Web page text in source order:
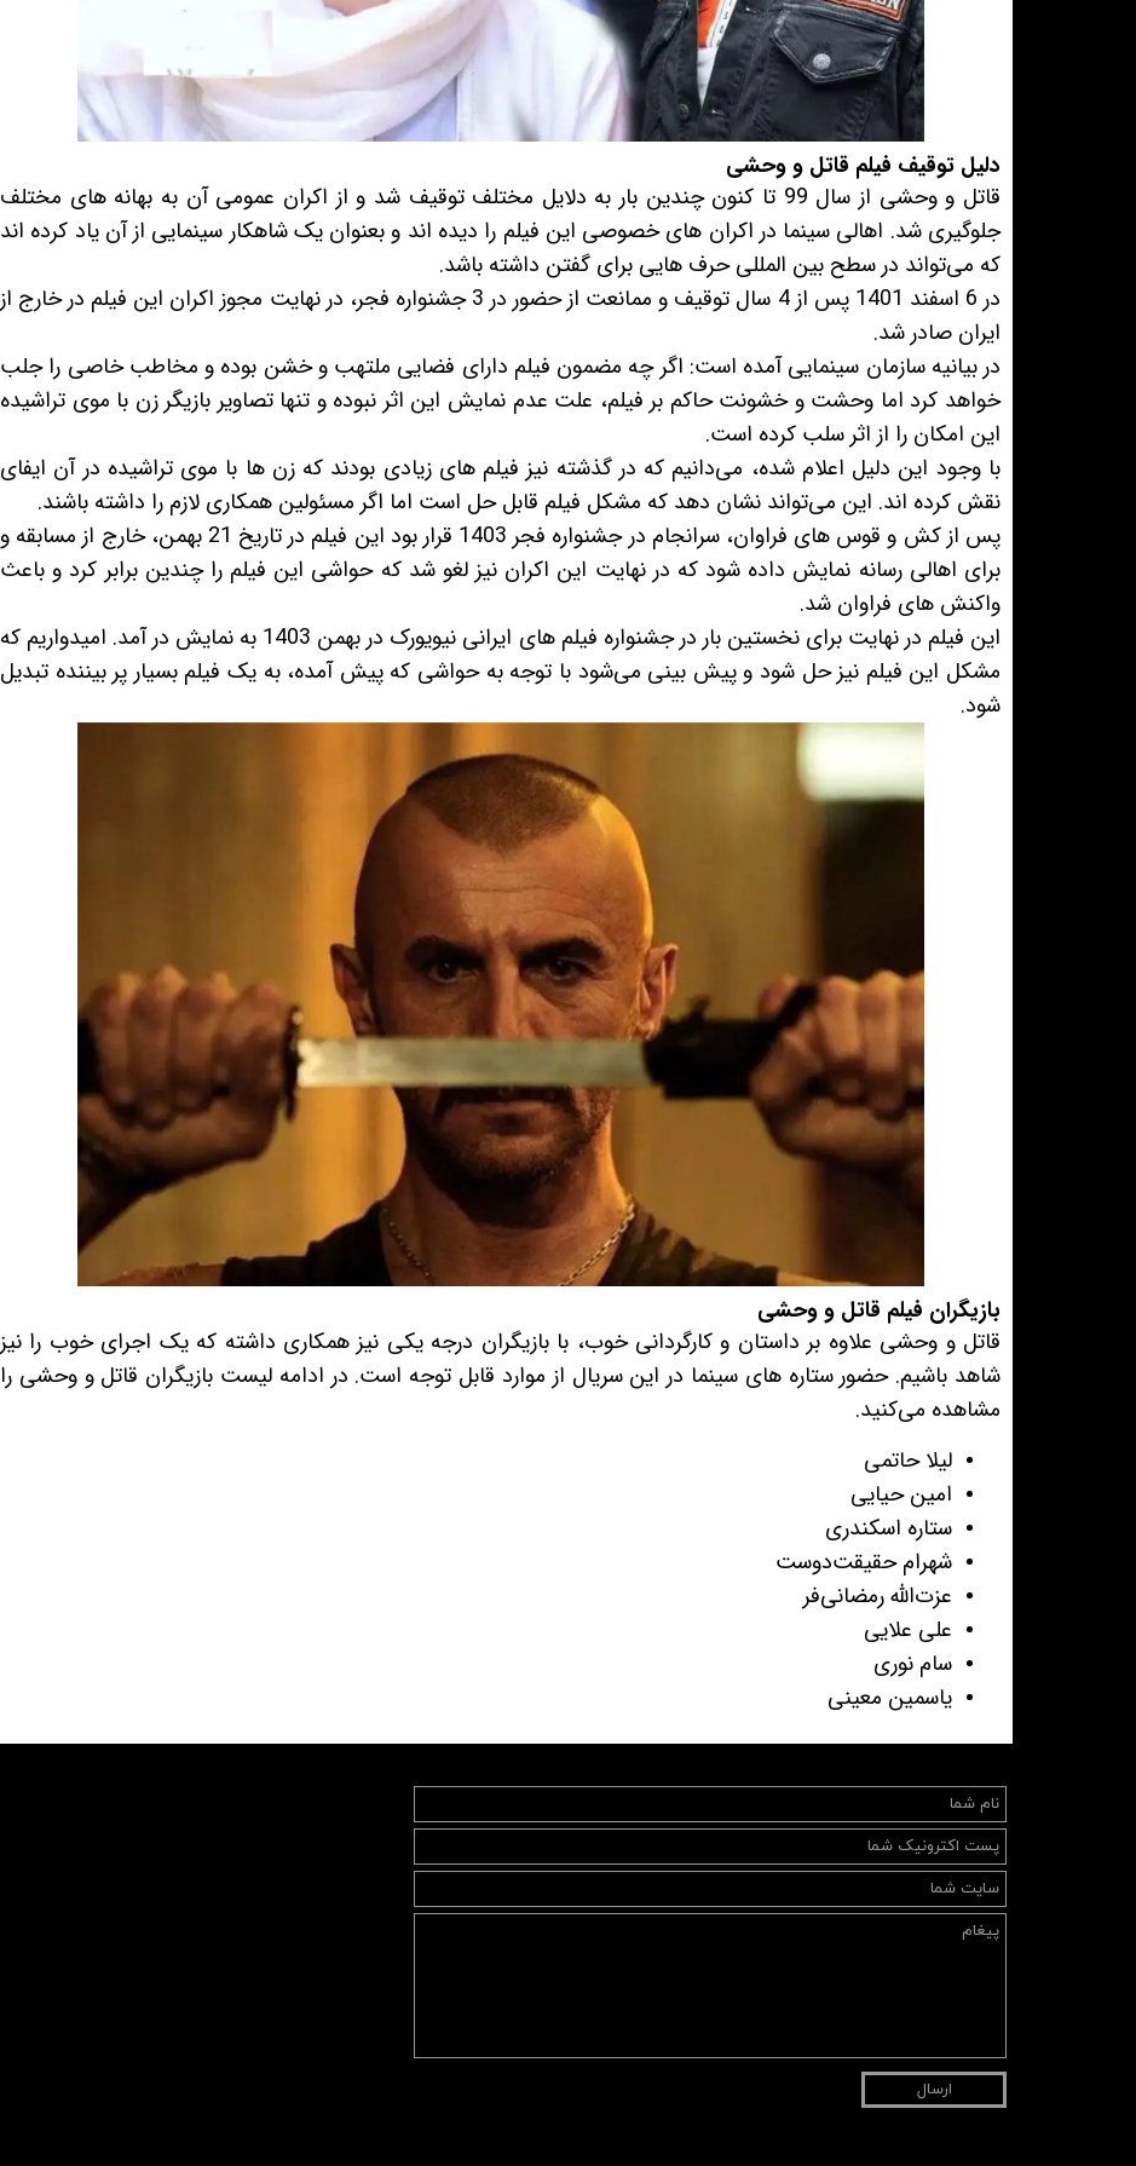
دلیل توقیف فیلم قاتل و وحشی
قاتل و وحشی از سال 99 تا کنون چندین بار به دلایل مختلف توقیف شد و از اکران عمومی آن به بهانه های مختلف
جلوگیری شد. اهالی سینما در اکران های خصوصی این فیلم را دیده اند و بعنوان یک شاهکار سینمایی از آن یاد کرده اند
که می‌تواند در سطح بین المللی حرف هایی برای گفتن داشته باشد.
در 6 اسفند 1401 پس از 4 سال توقیف و ممانعت از حضور در 3 جشنواره فجر، در نهایت مجوز اکران این فیلم در خارج از
ایران صادر شد.
در بیانیه سازمان سینمایی آمده است: اگر چه مضمون فیلم دارای فضایی ملتهب و خشن بوده و مخاطب خاصی را جلب
خواهد کرد اما وحشت و خشونت حاکم بر فیلم، علت عدم نمایش این اثر نبوده و تنها تصاویر بازیگر زن با موی تراشیده
این امکان را از اثر سلب کرده است.
با وجود این دلیل اعلام شده، می‌دانیم که در گذشته نیز فیلم های زیادی بودند که زن ها با موی تراشیده در آن ایفای
نقش کرده اند. این می‌تواند نشان دهد که مشکل فیلم قابل حل است اما اگر مسئولین همکاری لازم را داشته باشند.
پس از کش و قوس های فراوان، سرانجام در جشنواره فجر 1403 قرار بود این فیلم در تاریخ 21 بهمن، خارج از مسابقه و
برای اهالی رسانه نمایش داده شود که در نهایت این اکران نیز لغو شد که حواشی این فیلم را چندین برابر کرد و باعث
واکنش های فراوان شد.
این فیلم در نهایت برای نخستین بار در جشنواره فیلم های ایرانی نیویورک در بهمن 1403 به نمایش در آمد. امیدواریم که
مشکل این فیلم نیز حل شود و پیش بینی می‌شود با توجه به حواشی که پیش آمده، به یک فیلم بسیار پر بیننده تبدیل
شود.
بازیگران فیلم قاتل و وحشی
قاتل و وحشی علاوه بر داستان و کارگردانی خوب، با بازیگران درجه یکی نیز همکاری داشته که یک اجرای خوب را نیز
شاهد باشیم. حضور ستاره های سینما در این سریال از موارد قابل توجه است. در ادامه لیست بازیگران قاتل و وحشی را
مشاهده می‌کنید.
لیلا حاتمی
امین حیایی
ستاره اسکندری
شهرام حقیقت‌دوست
عزت‌الله رمضانی‌فر
علی علایی
سام نوری
یاسمین معینی
ارسال